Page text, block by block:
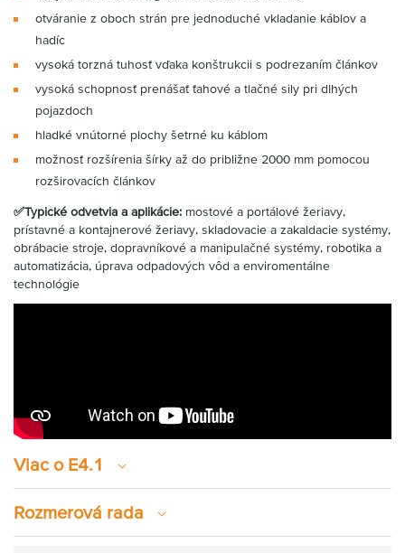
otváranie z oboch strán pre jednoduché vkladanie káblov a
hadíc
vysoká torzná tuhosť vďaka konštrukcii s podrezaním článkov
vysoká schopnosť prenášať ťahové a tlačné sily pri dlhých
pojazdoch
hladké vnútorné plochy šetrné ku káblom
možnosť rozšírenia šírky až do približne 2000 mm pomocou
rozširovacích článkov
✅Typické odvetvia a aplikácie: mostové a portálové žeriavy,
prístavné a kontajnerové žeriavy, skladovacie a zakaldacie systémy,
obrábacie stroje, dopravníkové a manipulačné systémy, robotika a
automatizácia, úprava odpadových vôd a enviromentálne
technológie
Viac o E4.1
Rozmerová rada